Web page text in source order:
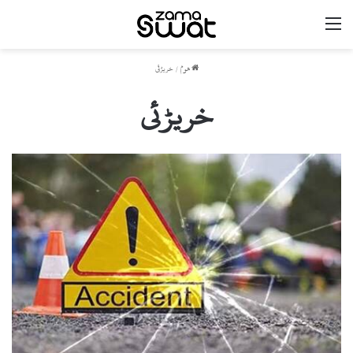
ھوم / خریڑئی
خریڑئی